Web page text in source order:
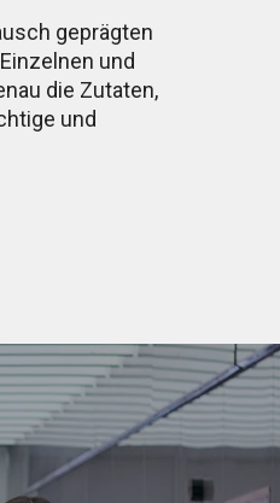
geprägten
und
die Zutaten,
und